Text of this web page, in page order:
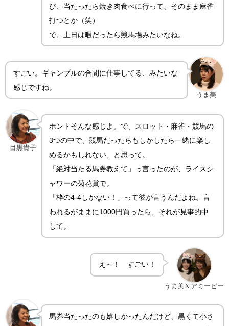
び、当たったら焼き肉食べに行って、そのまま麻雀
打つとか（笑）
で、土日は暇だったら競馬場みたいなね。
うま美
すごい。ギャンブルの合間に仕事してる、みたいな
感じですね。
目黒貴子
ホントそんな感じよ。で、スロット・麻雀・競馬の
3つの中で、競馬だったらもしかしたら一緒に楽し
めるかもしれない、と思って。
「絶対当たる馬券教えて」っ言ったのが、ライスシ
ャワーの菊花賞で。
「枠の4-4しかない！」って彼が言うんだよね。言
われるがままに1000円買ったら、それが見事的中
して。
うま美＆アミーピー
え～！ すごい！
馬券当たったのも嬉しかったんだけど、黒くて小さ